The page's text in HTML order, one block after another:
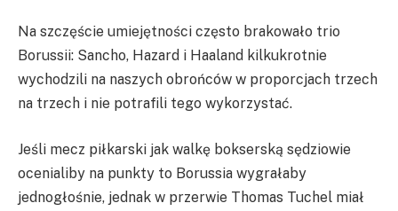
Na szczęście umiejętności często brakowało trio
Borussii: Sancho, Hazard i Haaland kilkukrotnie
wychodzili na naszych obrońców w proporcjach trzech
na trzech i nie potrafili tego wykorzystać.
Jeśli mecz piłkarski jak walkę bokserską sędziowie
ocenialiby na punkty to Borussia wygrałaby
jednogłośnie, jednak w przerwie Thomas Tuchel miał